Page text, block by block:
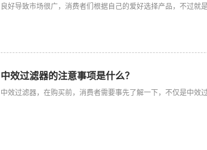
良好导致市场很广，消费者们根据自己的爱好选择产品，不过就
中效过滤器的注意事项是什么？
中效过滤器，在购买前，消费者需要事先了解一下，不仅是中效